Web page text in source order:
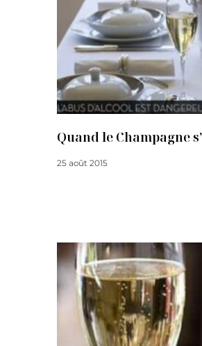
Quand le Champagne
25 août 2015